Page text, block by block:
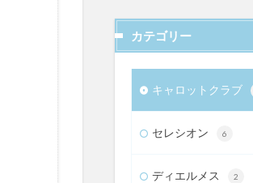
カテゴリー
キャロットクラブ
セレシオン 6
ディエルメス 2